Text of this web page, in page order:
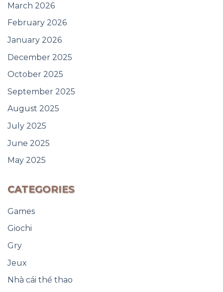
March 2026
February 2026
January 2026
December 2025
October 2025
September 2025
August 2025
July 2025
June 2025
May 2025
CATEGORIES
Games
Giochi
Gry
Jeux
Nhà cái thể thao